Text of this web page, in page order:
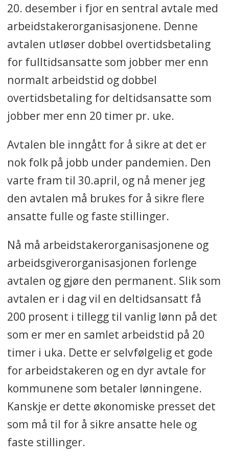
20. desember i fjor en sentral avtale med
arbeidstakerorganisasjonene. Denne
avtalen utløser dobbel overtidsbetaling
for fulltidsansatte som jobber mer enn
normalt arbeidstid og dobbel
overtidsbetaling for deltidsansatte som
jobber mer enn 20 timer pr. uke.
Avtalen ble inngått for å sikre at det er
nok folk på jobb under pandemien. Den
varte fram til 30.april, og nå mener jeg
den avtalen må brukes for å sikre flere
ansatte fulle og faste stillinger.
Nå må arbeidstakerorganisasjonene og
arbeidsgiverorganisasjonen forlenge
avtalen og gjøre den permanent. Slik som
avtalen er i dag vil en deltidsansatt få
200 prosent i tillegg til vanlig lønn på det
som er mer en samlet arbeidstid på 20
timer i uka. Dette er selvfølgelig et gode
for arbeidstakeren og en dyr avtale for
kommunene som betaler lønningene.
Kanskje er dette økonomiske presset det
som må til for å sikre ansatte hele og
faste stillinger.